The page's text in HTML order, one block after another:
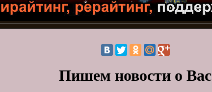
Пишем новости о Вас